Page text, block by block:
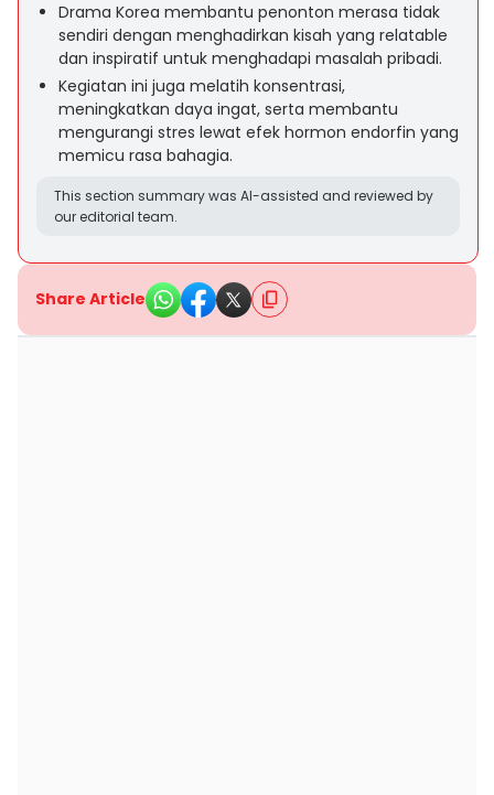
Drama Korea membantu penonton merasa tidak
sendiri dengan menghadirkan kisah yang relatable
dan inspiratif untuk menghadapi masalah pribadi.
Kegiatan ini juga melatih konsentrasi,
meningkatkan daya ingat, serta membantu
mengurangi stres lewat efek hormon endorfin yang
memicu rasa bahagia.
This section summary was AI-assisted and reviewed by
our editorial team.
Share Article